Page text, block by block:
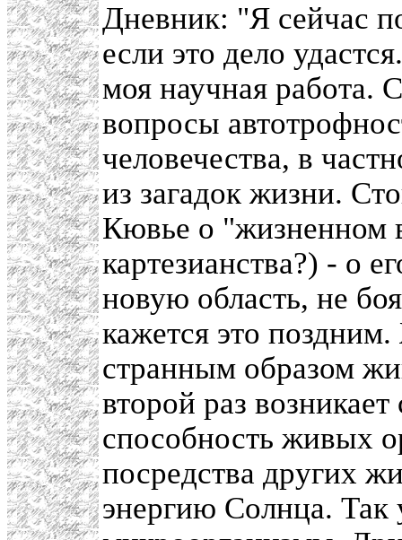
Дневник: "Я сейчас
если это дело
моя научная работа.
вопросы
человечества, в
из загадок жизни.
Кювье о "жизненном
картезианства?) - о
новую область, не
кажется это
странным образом
второй раз
способность живых
посредства других
энергию Солнца. Так